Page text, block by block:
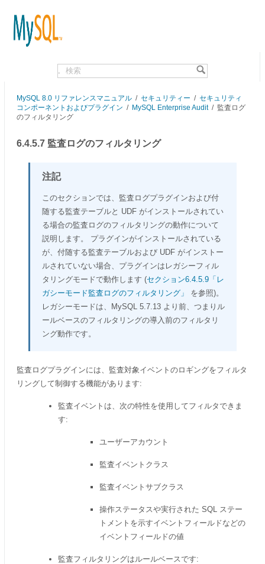
MySQL 8.0 リファレンスマニュアル / セキュリティー / セキュリティ
コンポーネントおよびプラグイン / MySQL Enterprise Audit/ 監査ログ
のフィルタリング
6.4.5.7 監査ログのフィルタリング
注記
このセクションでは、監査ログプラグインおよび付
随する監査テーブルと UDF がインストールされてい
る場合の監査ログのフィルタリングの動作について
説明します。 プラグインがインストールされている
が、付随する監査テーブルおよび UDF がインストー
ルされていない場合、プラグインはレガシーフィル
タリングモードで動作します (セクション6.4.5.9「レ
ガシーモード監査ログのフィルタリング」
を参照)。
レガシーモードは、MySQL 5.7.13 より前、つまりル
ールベースのフィルタリングの導入前のフィルタリ
ング動作です。
監査ログプラグインには、監査対象イベントのロギングをフィルタ
リングして制御する機能があります:
監査イベントは、次の特性を使用してフィルタできま
す:
ユーザーアカウント
監査イベントクラス
監査イベントサブクラス
操作ステータスや実行された SQL ステー
トメントを示すイベントフィールドなどの
イベントフィールドの値
監査フィルタリングはルールベースです: